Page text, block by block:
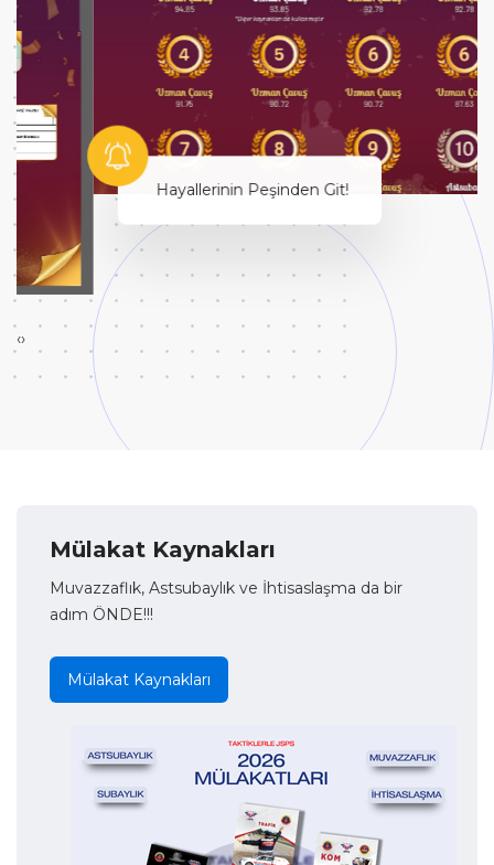
Hayallerinin Peşinden Git!
‹›
Mülakat Kaynakları
Muvazzaflık, Astsubaylık ve İhtisaslaşma da bir
adım ÖNDE!!!
Mülakat Kaynakları